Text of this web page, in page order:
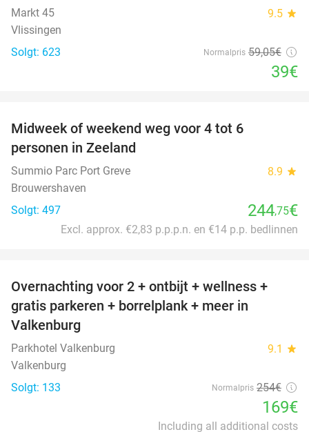
Markt 45 9.5 star
Vlissingen
Solgt: 623
Normalpris 59,05€
39€
Midweek of weekend weg voor 4 tot 6
personen in Zeeland
Summio Parc Port Greve 8.9 star
Brouwershaven
Solgt: 497
244,75€
Excl. approx. €2,83 p.p.p.n. en €14 p.p. bedlinnen
33%
Overnachting voor 2 + ontbijt + wellness +
gratis parkeren + borrelplank + meer in
Valkenburg
Parkhotel Valkenburg 9.1 star
Valkenburg
Solgt: 133
Normalpris 254€
169€
Including all additional costs